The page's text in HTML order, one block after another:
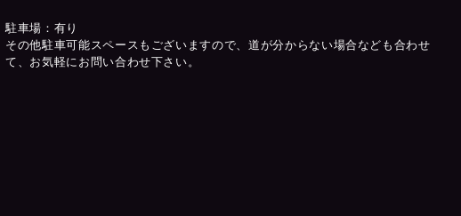
駐車場：有り
その他駐車可能スペースもございますので、道が分からない場合なども合わせ
て、お気軽にお問い合わせ下さい。